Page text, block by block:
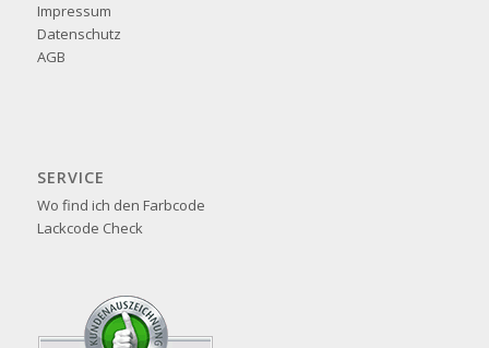
Impressum
Datenschutz
AGB
SERVICE
Wo find ich den Farbcode
Lackcode Check